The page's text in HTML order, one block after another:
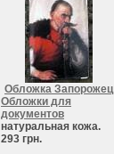
Обложка Запорожец
Обложки для
документов
натуральная кожа.
293 грн.